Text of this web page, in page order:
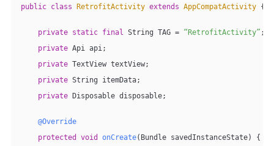
public class RetrofitActivity extends AppCompatActivity {
private static final String TAG = “RetrofitActivity” ;
private Api api;
private TextView textView;
private String itemData;
private Disposable disposable;
@Override
protected
void onCreate(Bundle savedInstanceState)
{